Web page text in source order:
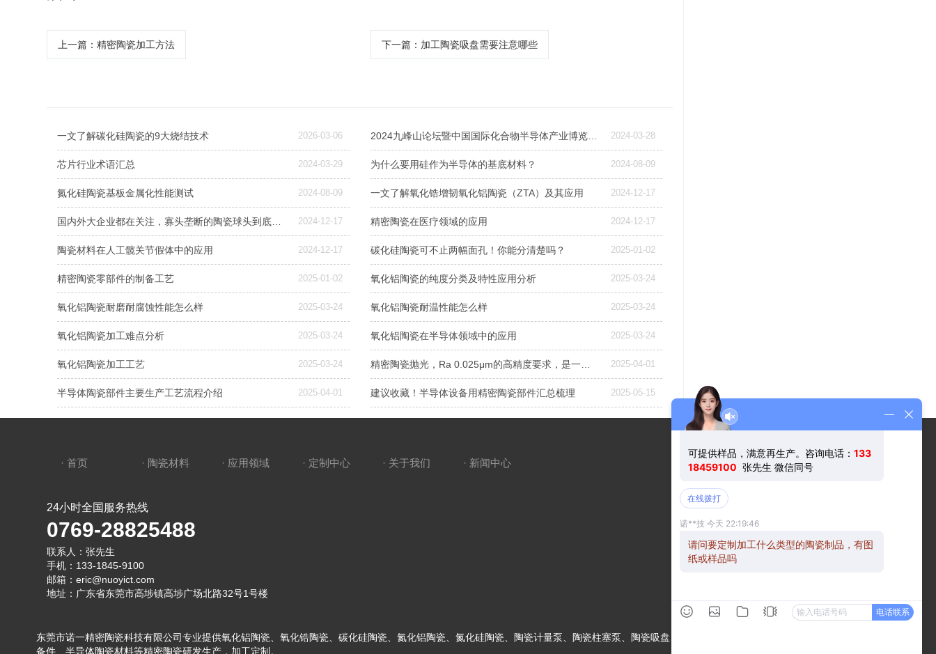
上一篇 ：精密陶瓷加工方法 下一篇：加工陶瓷吸盘需要注意哪些
一文了解碳化硅陶瓷的9大烧结技术 2026-03-06 2024九峰山论坛暨中国国际化合物半导体产业博览会诚邀莅临—诺一精密陶瓷 2024-03-28
芯片行业术语汇总 2024-03-29 为什么要用硅作为半导体的基底材料？ 2024-08-09
氮化硅陶瓷基板金属化性能测试 2024-08-09 一文了解氧化锆增韧氧化铝陶瓷（ZTA）及其应用 2024-12-17
2024-12-17 精密陶瓷在医疗领域的应用 2024-12-17
陶瓷材料在人工髋关节假体中的应用 2024-12-17 碳化硅陶瓷可不止两幅面孔！你能分清楚吗？ 2025-01-02
精密陶瓷零部件的制备工艺 2025-01-02 氧化铝陶瓷的纯度分类及特性应用分析 2025-03-24
氧化铝陶瓷耐磨耐腐蚀性能怎么样 2025-03-24 氧化铝陶瓷耐温性能怎么样 2025-03-24
氧化铝陶瓷加工难点分析 2025-03-24 氧化铝陶瓷在半导体领域中的应用 2025-03-24
氧化铝陶瓷加工工艺 2025-03-24 精密陶瓷抛光，Ra 0.025μm的高精度要求，是一种复杂且高度精细的加工工艺，需要结合机械、化学和精密控制技术 2025-04-01
半导体陶瓷部件主要生产工艺流程介绍 2025-04-01 建议收藏！半导体设备用精密陶瓷部件汇总梳理 2025-05-15
· 首页 · 陶瓷材料 · 应用领域 · 定制中心 · 关于我们 · 新闻中心
24小时全国服务热线
0769-28825488
联系人：张先生
手机：133-1845-9100
邮箱：eric@nuoyict.com
地址：广东省东莞市高埗镇高埗广场北路32号1号楼
东莞市诺一精密陶瓷科技有限公司专业提供氧化铝陶瓷、氧化锆陶瓷、碳化硅陶瓷、氮化铝陶瓷、氮化硅陶瓷、陶瓷计量泵、陶瓷柱塞泵、陶瓷吸盘、精密陶瓷、工业陶瓷件、陶瓷结构件、半导体陶瓷
备件、半导体陶瓷材料等精密陶瓷研发生产，加工定制。